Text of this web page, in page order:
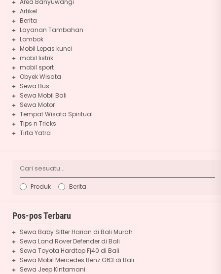
Area Banyuwangi
Artikel
Berita
Layanan Tambahan
Lombok
Mobil Lepas kunci
mobil listrik
mobil sport
Obyek Wisata
Sewa Bus
Sewa Mobil Bali
Sewa Motor
Tempat Wisata Spiritual
Tips n Tricks
Tirta Yatra
Produk Berita
Pos-pos Terbaru
Sewa Baby Sitter Harian di Bali Murah
Sewa Land Rover Defender di Bali
Sewa Toyota Hardtop Fj40 di Bali
Sewa Mobil Mercedes Benz G63 di Bali
Sewa Jeep Kintamani